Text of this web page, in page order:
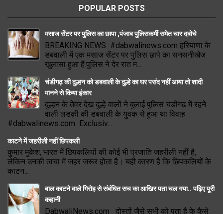
POPULAR POSTS
मसाज सेंटर पर पुलिस का छापा ,पंजाब पुलिसकर्मी समेत चार दबोचे
BREAKING NEWS #dabwalinews.com हरियाणा के
डबवाली में एक मसाज सेंटर पर पुलिस छापे का सनसनीखेज
खुलासा हुआ है.पुलिस ने देर रात म...
चंडीगढ़ की दुल्हन को डबवाली के दुल्हे का घर पसंद नहीं आया तो शादी
मानने से किया इंकार
दुल्हन के तेवर देख दुल्हे वालों ने बुलाई पुलिस चंडीगढ़ में रहने
वाली लडक़ी की डबवाली के युवक से हुआ था विवाह
#dabwalinews.com Exclusiv...
काटने में जहरीली नहीं छिपकली
कुमार मुकेश, भारत में छिपकलियों की कोई भी प्रजाति जहरीली नहीं है,
लेकिन उनकी त्वचा में जहर जरूर होता है। यही कारण है कि छिपकलियों के
काटन...
बाल काटने वाले गिरोह से संबंधित सच का आखिर पता चल गया.. पढ़िए पूरी
कहानी
DabwaliNews.com दोस्तों जैसे सभी को पता है के कैसे